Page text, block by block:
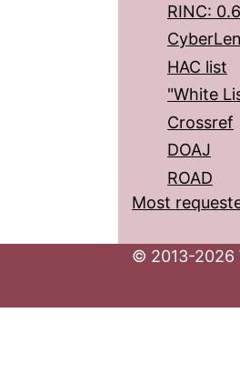
RINC:
HAC list
"White
Crossref
DOAJ
ROAD
Most
© 2013-2026